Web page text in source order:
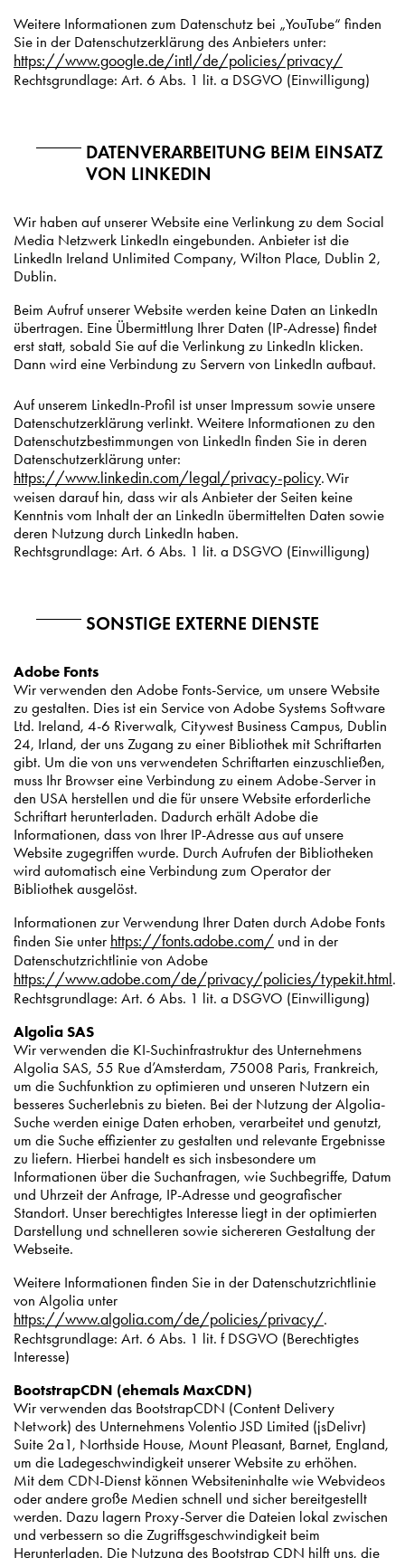
Weitere Informationen zum Datenschutz bei „YouTube“ finden
Sie in der Datenschutzerklärung des Anbieters unter:
https://www.google.de/intl/de/policies/privacy/
Rechtsgrundlage: Art. 6 Abs. 1 lit. a DSGVO (Einwilligung)
DATENVERARBEITUNG BEIM EINSATZ
VON LINKEDIN
Wir haben auf unserer Website eine Verlinkung zu dem Social
Media Netzwerk LinkedIn eingebunden. Anbieter ist die
LinkedIn Ireland Unlimited Company, Wilton Place, Dublin 2,
Dublin.
Beim Aufruf unserer Website werden keine Daten an LinkedIn
übertragen. Eine Übermittlung Ihrer Daten (IP-Adresse) findet
erst statt, sobald Sie auf die Verlinkung zu LinkedIn klicken.
Dann wird eine Verbindung zu Servern von LinkedIn aufbaut.
Auf unserem LinkedIn-Profil ist unser Impressum sowie unsere
Datenschutzerklärung verlinkt. Weitere Informationen zu den
Datenschutzbestimmungen von LinkedIn finden Sie in deren
Datenschutzerklärung unter:
https://www.linkedin.com/legal/privacy-policy. Wir
weisen darauf hin, dass wir als Anbieter der Seiten keine
Kenntnis vom Inhalt der an LinkedIn übermittelten Daten sowie
deren Nutzung durch LinkedIn haben.
Rechtsgrundlage: Art. 6 Abs. 1 lit. a DSGVO (Einwilligung)
SONSTIGE EXTERNE DIENSTE
Adobe Fonts
Wir verwenden den Adobe Fonts-Service, um unsere Website
zu gestalten. Dies ist ein Service von Adobe Systems Software
Ltd. Ireland, 4-6 Riverwalk, Citywest Business Campus, Dublin
24, Irland, der uns Zugang zu einer Bibliothek mit Schriftarten
gibt. Um die von uns verwendeten Schriftarten einzuschließen,
muss Ihr Browser eine Verbindung zu einem Adobe-Server in
den USA herstellen und die für unsere Website erforderliche
Schriftart herunterladen. Dadurch erhält Adobe die
Informationen, dass von Ihrer IP-Adresse aus auf unsere
Website zugegriffen wurde. Durch Aufrufen der Bibliotheken
wird automatisch eine Verbindung zum Operator der
Bibliothek ausgelöst.
Informationen zur Verwendung Ihrer Daten durch Adobe Fonts
finden Sie unter https://fonts.adobe.com/ und in der
Datenschutzrichtlinie von Adobe
https://www.adobe.com/de/privacy/policies/typekit.html.
Rechtsgrundlage: Art. 6 Abs. 1 lit. a DSGVO (Einwilligung)
Algolia SAS
Wir verwenden die KI-Suchinfrastruktur des Unternehmens
Algolia SAS, 55 Rue d’Amsterdam, 75008 Paris, Frankreich,
um die Suchfunktion zu optimieren und unseren Nutzern ein
besseres Sucherlebnis zu bieten. Bei der Nutzung der Algolia-
Suche werden einige Daten erhoben, verarbeitet und genutzt,
um die Suche effizienter zu gestalten und relevante Ergebnisse
zu liefern. Hierbei handelt es sich insbesondere um
Informationen über die Suchanfragen, wie Suchbegriffe, Datum
und Uhrzeit der Anfrage, IP-Adresse und geografischer
Standort. Unser berechtigtes Interesse liegt in der optimierten
Darstellung und schnelleren sowie sichereren Gestaltung der
Webseite.
Weitere Informationen finden Sie in der Datenschutzrichtlinie
von Algolia unter
https://www.algolia.com/de/policies/privacy/.
Rechtsgrundlage: Art. 6 Abs. 1 lit. f DSGVO (Berechtigtes
Interesse)
BootstrapCDN (ehemals MaxCDN)
Wir verwenden das BootstrapCDN (Content Delivery
Network) des Unternehmens Volentio JSD Limited (jsDelivr)
Suite 2a1, Northside House, Mount Pleasant, Barnet, England,
um die Ladegeschwindigkeit unserer Website zu erhöhen.
Mit dem CDN-Dienst können Websiteninhalte wie Webvideos
oder andere große Medien schnell und sicher bereitgestellt
werden. Dazu lagern Proxy-Server die Dateien lokal zwischen
und verbessern so die Zugriffsgeschwindigkeit beim
Herunterladen. Die Nutzung des Bootstrap CDN hilft uns, die